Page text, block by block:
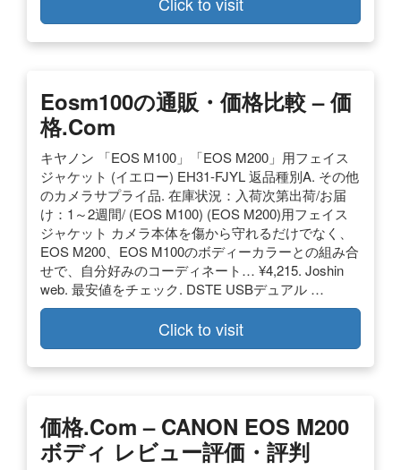
Eosm100の通販・価格比較 – 価
格.com
キヤノン 「EOS M100」「EOS M200」用フェイス
ジャケット (イエロー) EH31-FJYL 返品種別A. その他
のカメラサプライ品. 在庫状況：入荷次第出荷/お届
け：1～2週間/ (EOS M100) (EOS M200)用フェイス
ジャケット カメラ本体を傷から守れるだけでなく、
EOS M200、EOS M100のボディーカラーとの組み合
せで、自分好みのコーディネート… ¥4,215. Joshin
web. 最安値をチェック. DSTE USBデュアル …
Click to visit
価格.com – CANON EOS M200
ボディ レビュー評価・評判